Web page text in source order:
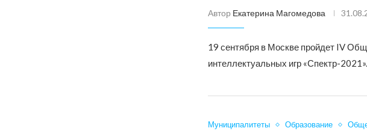
Автор Екатерина Магомедова
19 сентября в Москве пройдет IV
интеллектуальных игр «Спектр-
Муниципалитеты Образование